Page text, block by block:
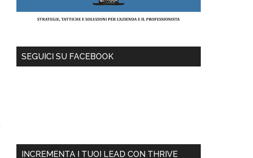
SEGUICI SU FACEBOOK
INCREMENTA I TUOI LEAD CON THRIVE